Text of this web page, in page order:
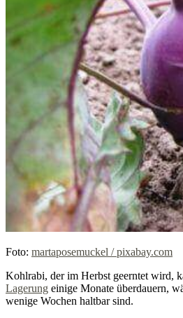
Foto: martaposemuckel / pixabay.com
Kohlrabi, der im Herbst geerntet wird,
Lagerung einige Monate überdauern,
wenige Wochen haltbar sind.